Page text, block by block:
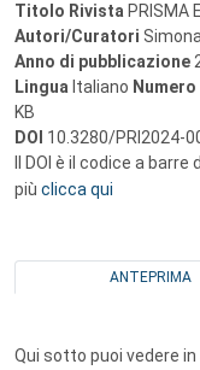
Titolo Rivista PRISMA
Autori/Curatori
Anno di pubblicazione
Lingua Italiano
KB
DOI 10.3280/PRI2024-
Il DOI è il codice a
più clicca qui
ANTEPRIMA
Qui sotto puoi vedere